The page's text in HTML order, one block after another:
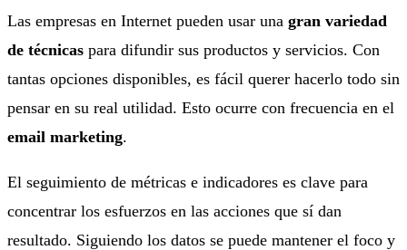
Las empresas en Internet pueden usar una gran variedad
de técnicas para difundir sus productos y servicios. Con
tantas opciones disponibles, es fácil querer hacerlo todo sin
pensar en su real utilidad. Esto ocurre con frecuencia en el
email marketing.
El seguimiento de métricas e indicadores es clave para
concentrar los esfuerzos en las acciones que sí dan
resultado. Siguiendo los datos se puede mantener el foco y